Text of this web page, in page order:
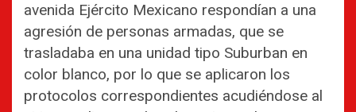
avenida Ejército Mexicano respondían a una
agresión de personas armadas, que se
trasladaba en una unidad tipo Suburban en
color blanco, por lo que se aplicaron los
protocolos correspondientes acudiéndose al